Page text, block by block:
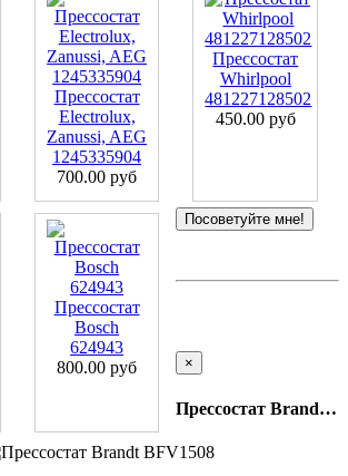
Прессостат
Electrolux,
Zanussi, AEG
1245335904
700.00 руб
Прессостат
Whirlpool
481227128502
450.00 руб
Прессостат
Bosch
624943
800.00 руб
Посоветуйте мне!
×
Прессостат Brandt BFV1508